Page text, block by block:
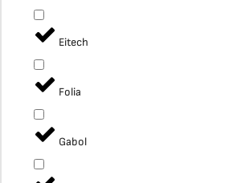
Eitech
Folia
Gabol